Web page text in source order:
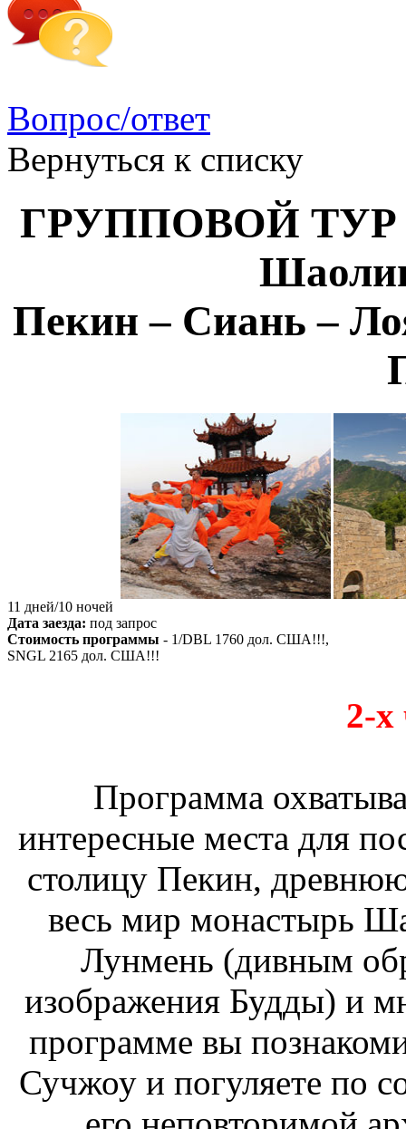
Вопрос/ответ
Вернуться к списку
ГРУППОВОЙ ТУР 2
Пекин – Сиань –
11 дней/10 ночей
Дата заезда: под запрос
Стоимость программы - 1/DBL 1760 дол. США!!!,
SNGL 2165 дол. США!!!
2-х
Программа
интересные места для
столицу Пекин,
весь мир монастырь
Лунмень (дивным
изображения Будды) и
программе вы
Сучжоу и погуляете по